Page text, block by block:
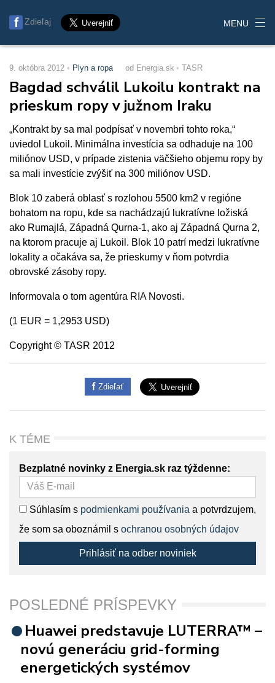
Zdieľaj MENU
9. októbra 2012 Plyn a ropa od Energia.sk TASR
Bagdad schválil Lukoilu kontrakt na
prieskum ropy v južnom Iraku
„Kontrakt by sa mal podpísať v novembri tohto roka,“
uviedol Lukoil. Minimálna investícia sa odhaduje na 100
miliónov USD, v prípade zistenia väčšieho objemu ropy by
sa mali investície zvýšiť na 300 miliónov USD.
Blok 10 zaberá oblasť s rozlohou 5500 km2 v regióne
bohatom na ropu, kde sa nachádzajú lukratívne ložiská
ako Rumajlá, Západná Qurna-1, ako aj Západná Qurna 2,
na ktorom pracuje aj Lukoil. Blok 10 patrí medzi lukratívne
lokality a očakáva sa, že prieskumy v ňom potvrdia
obrovské zásoby ropy.
Informovala o tom agentúra RIA Novosti.
(1 EUR = 1,2953 USD)
Copyright © TASR 2012
Zdieľať
K TÉME
Bezplatné novinky z Energia.sk raz týždenne:
Súhlasím s podmienkami používania a potvrdzujem,
že som sa oboznámil s ochranou osobných údajov
Prihlásiť na odber noviniek
POSLEDNÉ PRÍSPEVKY
Huawei predstavuje LUTERRA™ –
novú generáciu grid-forming
energetických systémov